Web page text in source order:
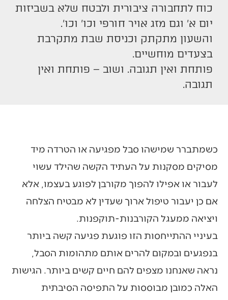
כוח לתחבורה ציבורית ולבטח שלא בשביזות
יום א’ וגם מזג אויר חורפי וכו’ וכו’.
והשעון מתקתק וכניסת שבת מתקרבת
בצעדים מוחשיים.
פותחת ואין תגובה. ושוב – פותחת ואין
תגובה.
כשמתברר שמישהו סבל מפגיעה או הטרדה מיד
מסיקים מסקנות על העתיד הקשה שהילד עשוי
לעבור או אפילו להפוך מקורבן לפוגע בעצמו, אלא
אם כן יעבור טיפול ארוך שעדין לא מבטיח הצלחה
ויציאה ממעגל הקורבנות-תוקפנות.
בעיניי ההתייחסות הזו פוגעת פגיעה קשה ביותר
בנפגעים ובמקום להרים אותם מתהומות הסבל,
נראה שאנחנו מצפים להם חיים קשים ביותר. הגישות
האלה כמובן מבוססות על התפיסה הסיבתית